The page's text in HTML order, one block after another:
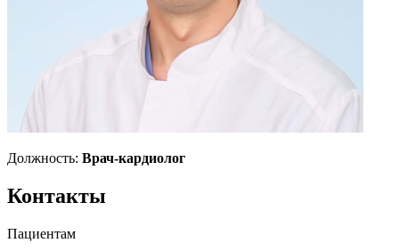
Должность: Врач-кардиолог
Контакты
Пациентам